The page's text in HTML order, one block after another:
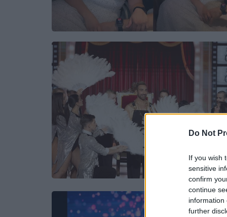
Do Not
If you wish
sensitive
confirm
continue
information
further